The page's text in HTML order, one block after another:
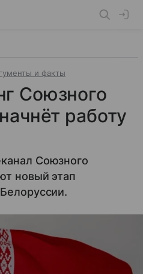
и факты
Союзного
работу
Союзного
новый этап